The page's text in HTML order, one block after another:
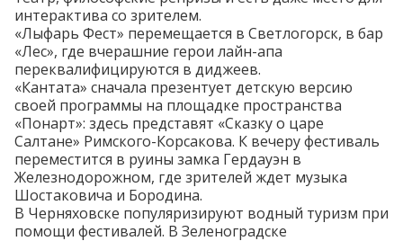
интерактива со зрителем.
«Лыфарь Фест» перемещается в Светлогорск, в бар
«Лес», где вчерашние герои лайн-апа
переквалифицируются в диджеев.
«Кантата» сначала презентует детскую версию
своей программы на площадке пространства
«Понарт»: здесь представят «Сказку о царе
Салтане» Римского-Корсакова. К вечеру фестиваль
переместится в руины замка Гердауэн в
Железнодорожном, где зрителей ждет музыка
Шостаковича и Бородина.
В Черняховске популяризируют водный туризм при
помощи фестивалей. В Зеленоградске